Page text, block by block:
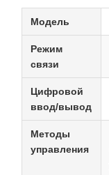
Модель
Режим
связи
Цифровой
ввод/вывод
Методы
управления